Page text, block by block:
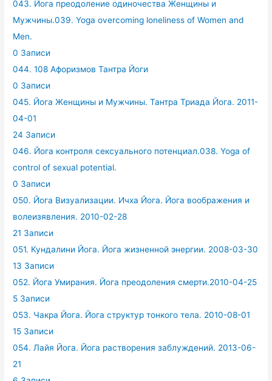
043. Йога преодоление одиночества Женщины и
Мужчины.039. Yoga overcoming loneliness of Women and
Men.
0 Записи
044. 108 Афоризмов Тантра Йоги
0 Записи
045. Йога Женщины и Мужчины. Тантра Триада Йога. 2011-
04-01
24 Записи
046. Йога контроля сексуального потенциал.038. Yoga of
control of sexual potential.
0 Записи
050. Йога Визуализации. Ичха Йога. Йога воображения и
волеизявления. 2010-02-28
21 Записи
051. Кундалини Йога. Йога жизненной энергии. 2008-03-30
13 Записи
052. Йога Умирания. Йога преодоления смерти.2010-04-25
5 Записи
053. Чакра Йога. Йога структур тонкого тела. 2010-08-01
15 Записи
054. Лайя Йога. Йога растворения заблуждений. 2013-06-
21